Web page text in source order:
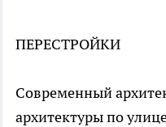
ПЕРЕСТРОЙКИ
Современный
архитектуры по